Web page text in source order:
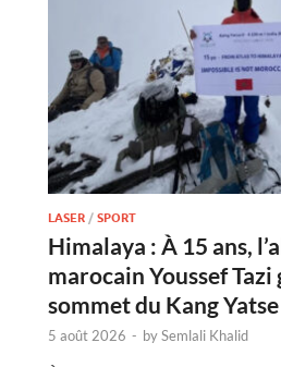
LASER /SPORT
Himalaya : À 15 ans,
marocain Youssef
sommet du Kang
5 août 2026 - bySemlali Khalid